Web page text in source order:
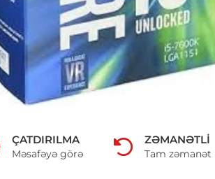
ÇATDIRILMA
Məsafəyə görə
ZƏMANƏTLI
Tam zəmanət